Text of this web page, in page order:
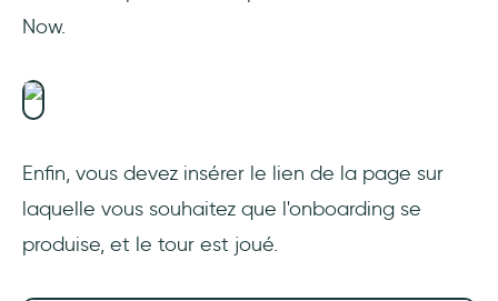
Now.
Enfin, vous devez insérer le lien de la page sur
laquelle vous souhaitez que l'onboarding se
produise, et le tour est joué.